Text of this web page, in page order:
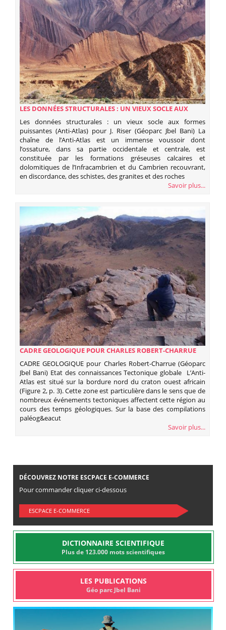
LES DONNÉES STRUCTURALES : UN VIEUX SOCLE AUX
FORMES PUISSANTES (ANTI-ATLAS) POUR J. RISER
(GÉOPARC JBEL BANI)
Les données structurales : un vieux socle aux formes
puissantes (Anti-Atlas) pour J. Riser (Géoparc Jbel Bani) La
chaîne de l’Anti-Atlas est un immense voussoir dont
l’ossature, dans sa partie occidentale et centrale, est
constituée par les formations gréseuses calcaires et
dolomitiques de l’Infracambrien et du Cambrien recouvrant,
en discordance, des schistes, des granites et des roches
Savoir plus...
CADRE GEOLOGIQUE POUR CHARLES ROBERT-CHARRUE
(GÉOPARC JBEL BANI)
CADRE GEOLOGIQUE pour Charles Robert-Charrue (Géoparc
Jbel Bani) Etat des connaissances Tectonique globale L’Anti-
Atlas est situé sur la bordure nord du craton ouest africain
(Figure 2, p. 3). Cette zone est particulière dans le sens que de
nombreux événements tectoniques affectent cette région au
cours des temps géologiques. Sur la base des compilations
paléog&eacut
Savoir plus...
DÉCOUVREZ NOTRE ESCPACE E-COMMERCE
Pour commander cliquer ci-dessous
ESCPACE E-COMMERCE
DICTIONNAIRE SCIENTIFIQUE
Plus de 123.000 mots scientifiques
LES PUBLICATIONS
Géo parc Jbel Bani